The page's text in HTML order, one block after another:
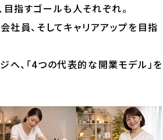
目指すゴールも人それぞれ。
社員、そしてキャリアアップを目指
へ、「4つの代表的な開業モデル」を